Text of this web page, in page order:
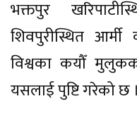
भक्तपुर
शिवपुरीस्थित
विश्वका कयौँ
यसलाई पुष्टि गरेको छ ।